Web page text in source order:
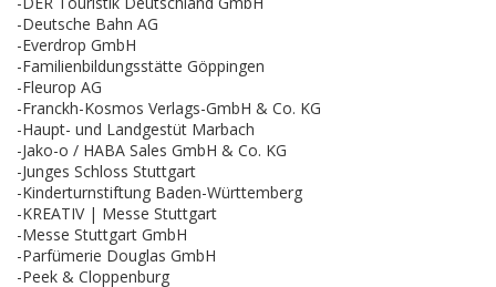
-Deutsche Bahn AG
-Everdrop GmbH
-Familienbildungsstätte Göppingen
-Fleurop AG
-Franckh-Kosmos Verlags-GmbH & Co. KG
-Haupt- und Landgestüt Marbach
-Jako-o / HABA Sales GmbH & Co. KG
-Junges Schloss Stuttgart
-Kinderturnstiftung Baden-Württemberg
-KREATIV | Messe Stuttgart
-Messe Stuttgart GmbH
-Parfümerie Douglas GmbH
-Peek & Cloppenburg